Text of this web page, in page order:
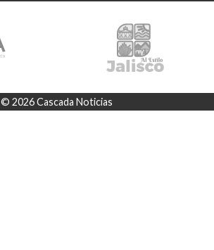
© 2026 Cascada Noticias